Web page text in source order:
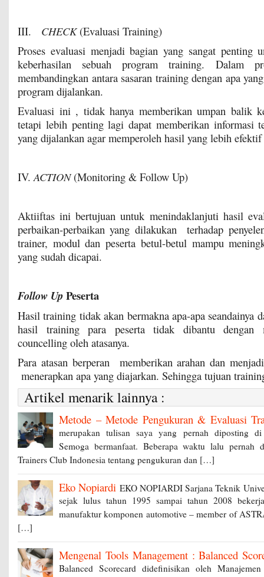
III. CHECK(Evaluasi Training)
Proses evaluasi menjadi bagian yang sangat penting
keberhasilan sebuah program training. Dalam
membandingkan antara sasaran training dengan apa
program dijalankan.
Evaluasi ini , tidak hanya memberikan umpan balik
tetapi lebih penting lagi dapat memberikan informasi
yang dijalankan agar memperoleh hasil yang lebih
IV.ACTION(Monitoring & Follow Up)
Aktiiftas ini bertujuan untuk menindaklanjuti hasil
perbaikan-perbaikan yang dilakukan terhadap
trainer, modul dan peserta betul-betul mampu
yang sudah dicapai.
Follow UpPeserta
Hasil training tidak akan bermakna apa-apa seandainya
hasil training para peserta tidak dibantu dengan
councelling oleh atasanya.
Para atasan berperan memberikan arahan dan
menerapkan apa yang diajarkan. Sehingga tujuan
Artikel menarik lainnya :
Metode – Metode Pengukuran & Evaluasi
merupakan tulisan saya yang pernah diposting
Semoga bermanfaat. Beberapa waktu lalu
Trainers Club Indonesia tentang pengukuran dan […]
Eko Nopiardi EKO NOPIARDI Sarjana Teknik
sejak lulus tahun 1995 sampai tahun 2008
manufaktur komponen automotive – member of
[…]
Mengenal Tools Management : Balanced
Balanced Scorecard didefinisikan oleh